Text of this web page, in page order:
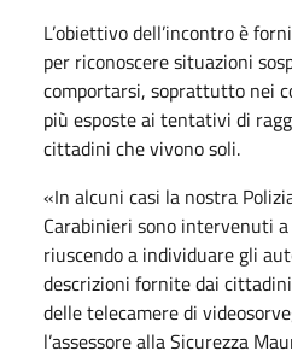
L’obiettivo dell’incontro è
per riconoscere situazioni
comportarsi, soprattutto nei
più esposte ai tentativi di
cittadini che vivono soli.
«In alcuni casi la nostra
Carabinieri sono intervenuti
riuscendo a individuare gli
descrizioni fornite dai
delle telecamere di
l’assessore alla Sicurezza